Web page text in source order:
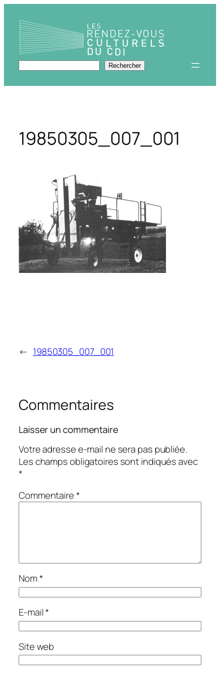
contenu
Rechercher Rechercher
19850305_007_001
← 19850305_007_001
Commentaires
Laisser un commentaire
Votre adresse e-mail ne sera pas publiée.
Les champs obligatoires sont indiqués avec
*
Commentaire*
Nom*
E-mail*
Site web